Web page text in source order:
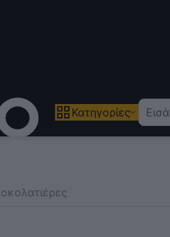
Κατηγορίες